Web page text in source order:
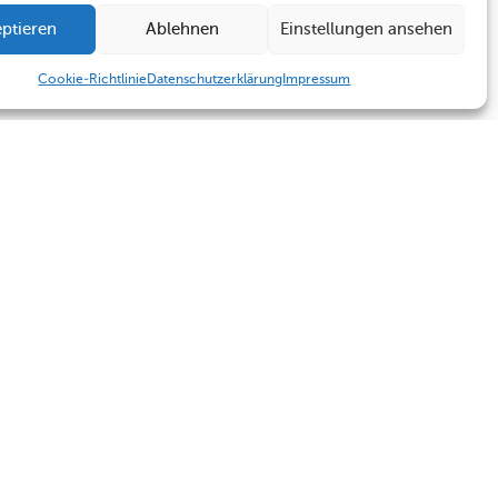
Ablehnen Einstellungen ansehen
Cookie-RichtlinieDatenschutzerklärung Impressum